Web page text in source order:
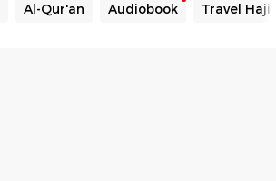
Al-Qur'an Audiobook Travel Haji